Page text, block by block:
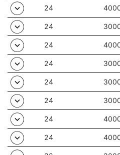
24
24
24
24
24
24
24
24